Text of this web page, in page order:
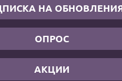
НА
ОПРОС
АКЦИИ